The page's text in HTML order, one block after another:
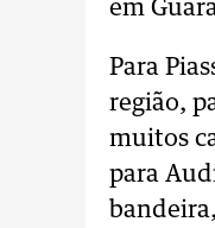
em
Para
região,
muitos
para